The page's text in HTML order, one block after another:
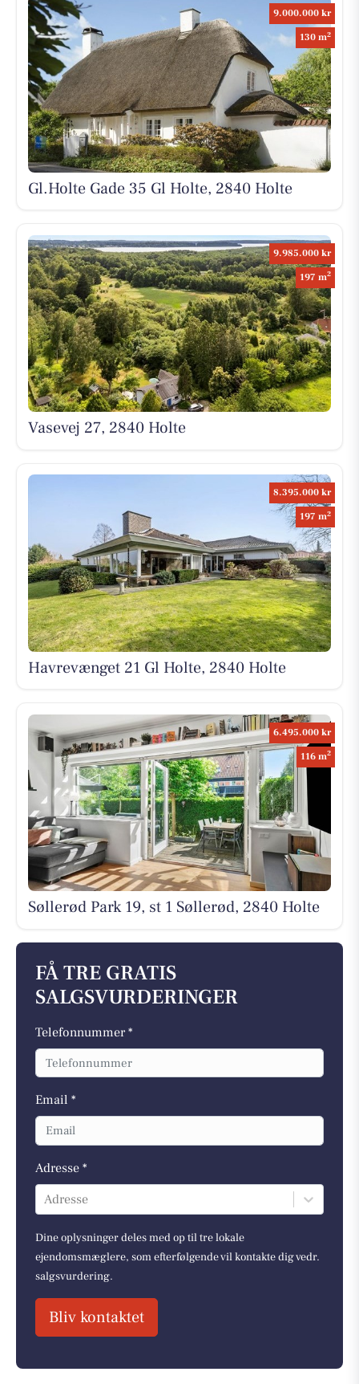
9.000.000 kr
130 m2
Gl.Holte Gade 35 Gl Holte, 2840 Holte
9.985.000 kr
197 m2
Vasevej 27, 2840 Holte
8.395.000 kr
197 m2
Havrevænget 21 Gl Holte, 2840 Holte
6.495.000 kr
116 m2
Søllerød Park 19, st 1 Søllerød, 2840 Holte
FÅ TRE GRATIS
SALGSVURDERINGER
Telefonnummer *
Email *
Adresse *
Adresse
Dine oplysninger deles med op til tre lokale
ejendomsmæglere, som efterfølgende vil kontakte dig vedr.
salgsvurdering.
Bliv kontaktet